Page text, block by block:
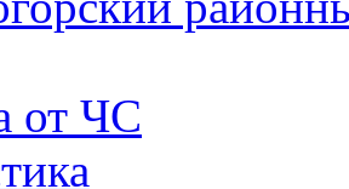
от ЧС